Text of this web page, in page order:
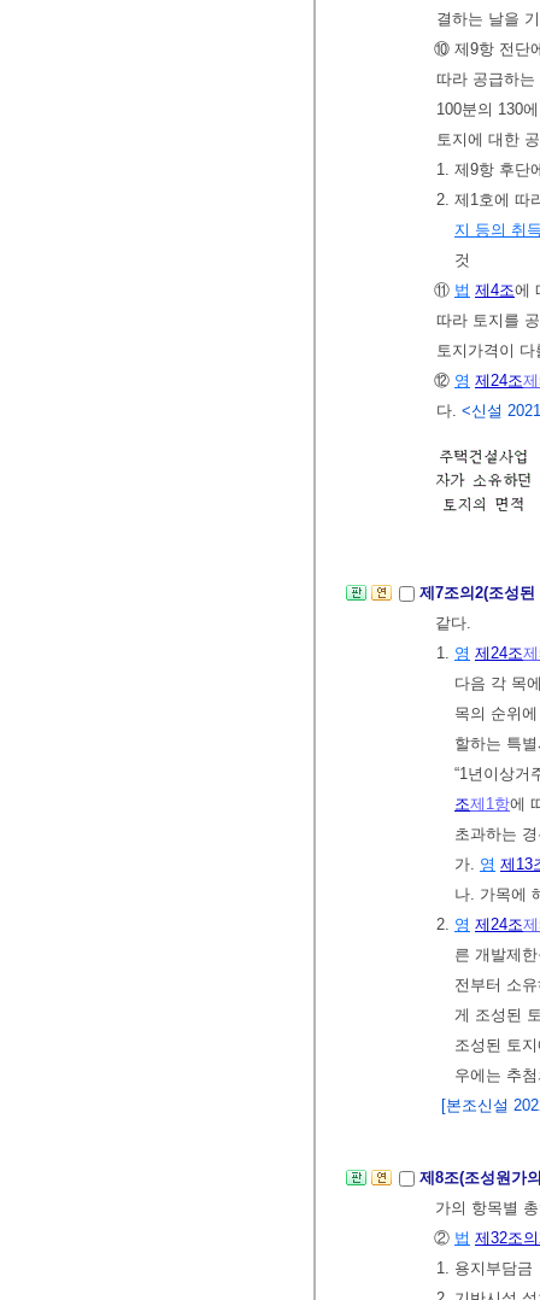
결하는 날을
⑩ 제9항 전단
따라 공급하
100분의 130
토지에 대한
1. 제9항 후단
2. 제1호에 따
지 등의 취
것
⑪ 법 제4조에
따라 토지를
토지가격이
⑫ 영 제24조
다. <신설
제7조의2(조성
같다.
1. 영 제24조
다음 각 목
목의 순위
할하는 특
“1년이상거
조제1항에
초과하는
가. 영 제13
나. 가목에
2. 영 제24조
른 개발제
전부터 소
게 조성된
조성된 토
우에는 추
[본조신설
제8조(조성원가
가의 항목별
② 법 제32조
1. 용지부담금